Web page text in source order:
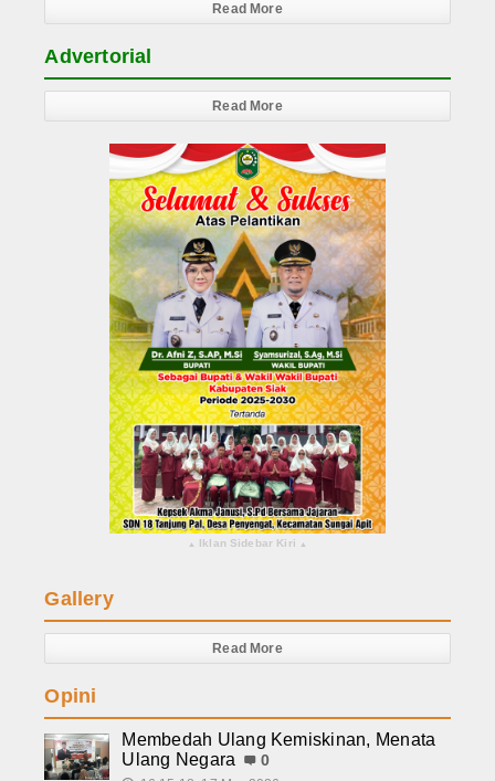
Read More
Advertorial
Read More
▴ Iklan Sidebar Kiri ▴
Gallery
Read More
Opini
Membedah Ulang Kemiskinan, Menata
Ulang Negara
0